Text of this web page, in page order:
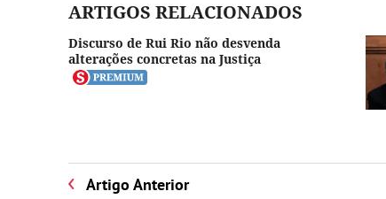
ARTIGOS RELACIONADOS
Discurso de Rui Rio não desvenda
alterações concretas na Justiça
Artigo Anterior